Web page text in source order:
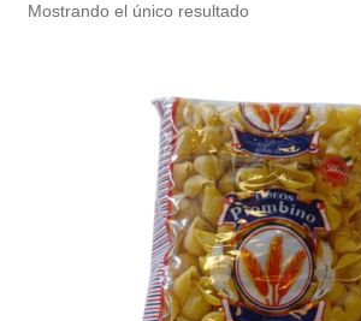
Receso de verano
Retirando en Roca Negra
Sobre el Portal
Sugerencias y consultas
Mostrando el único resultado